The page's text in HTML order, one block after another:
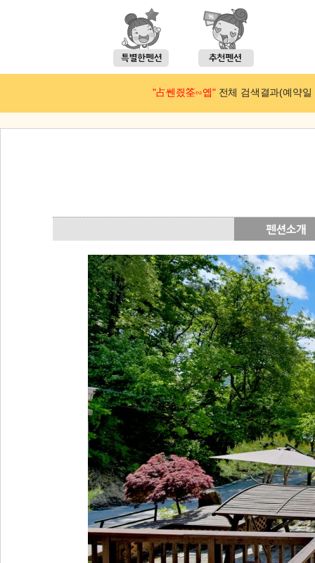
"占쎈즸筌∽옙"전체 검색결과(예약일